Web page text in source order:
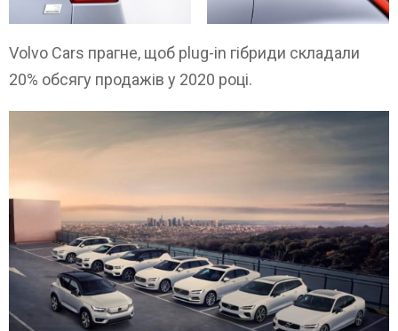
Volvo Cars прагне, щоб plug-in гібриди складали
20% обсягу продажів у 2020 році.